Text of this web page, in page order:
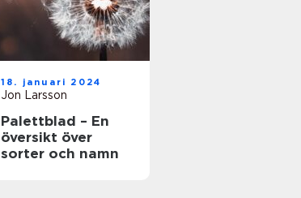
18. januari 2024
Jon Larsson
Palettblad – En
översikt över
sorter och namn